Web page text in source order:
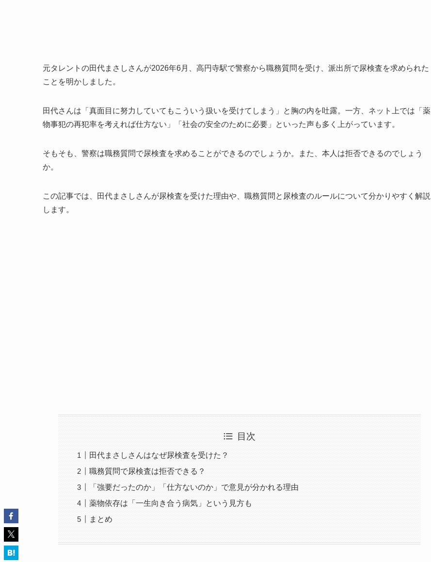
元タレントの田代まさしさんが2026年6月、高円寺駅で警察から職務質問を受け、派出所で尿検査を求められた
ことを明かしました。
田代さんは「真面目に努力していてもこういう扱いを受けてしまう」と胸の内を吐露。一方、ネット上では「薬
物事犯の再犯率を考えれば仕方ない」「社会の安全のために必要」といった声も多く上がっています。
そもそも、警察は職務質問で尿検査を求めることができるのでしょうか。また、本人は拒否できるのでしょう
か。
この記事では、田代まさしさんが尿検査を受けた理由や、職務質問と尿検査のルールについて分かりやすく解説
します。
目次
田代まさしさんはなぜ尿検査を受けた？
職務質問で尿検査は拒否できる？
「強要だったのか」「仕方ないのか」で意見が分かれる理由
薬物依存は「一生向き合う病気」という見方も
まとめ